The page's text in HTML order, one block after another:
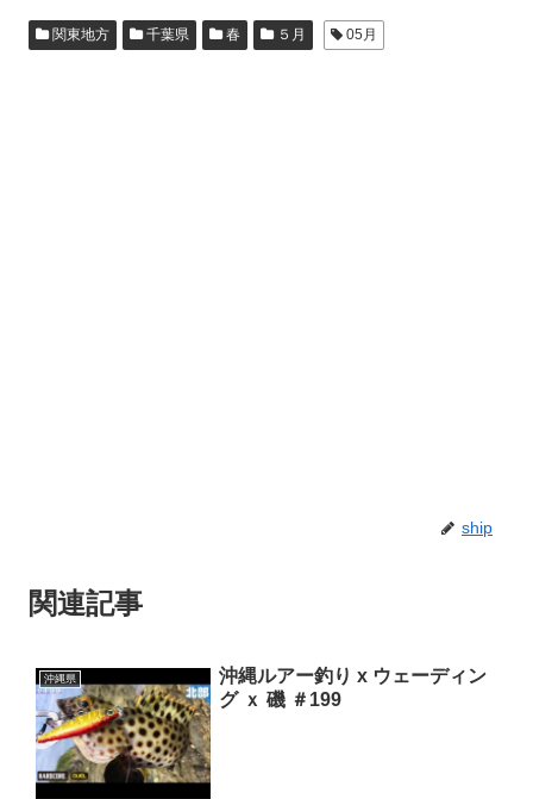
関東地方 千葉県 春 ５月 05月
ship
関連記事
沖縄県
沖縄ルアー釣り x ウェーディン
グ ｘ 磯 ＃199